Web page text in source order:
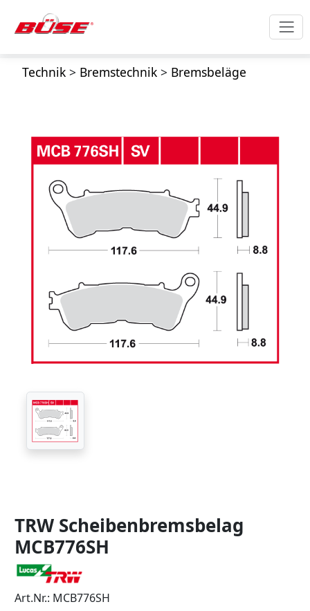
Technik> Bremstechnik> Bremsbeläge
TRW Scheibenbremsbelag
MCB776SH
Art.Nr.: MCB776SH